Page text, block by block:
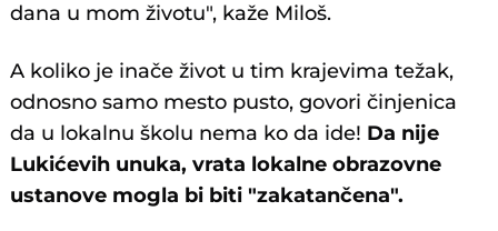
dana u mom životu", kaže Miloš.
A koliko je inače život u tim krajevima težak,
odnosno samo mesto pusto, govori činjenica
da u lokalnu školu nema ko da ide! Da nije
Lukićevih unuka, vrata lokalne obrazovne
ustanove mogla bi biti "zakatančena".